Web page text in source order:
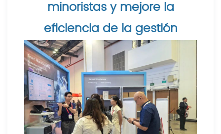
minoristas y mejore la
eficiencia de la gestión